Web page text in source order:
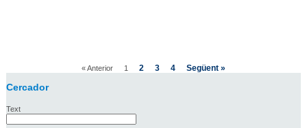
« Anterior 1 2 3 4 Següent »
Cercador
Text